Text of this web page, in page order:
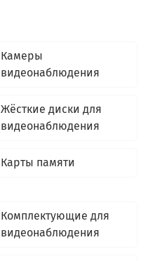
Камеры
видеонаблюдения
Жёсткие диски для
видеонаблюдения
Карты памяти
Комплектующие для
видеонаблюдения